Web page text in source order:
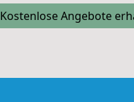
Kostenlose Angebote